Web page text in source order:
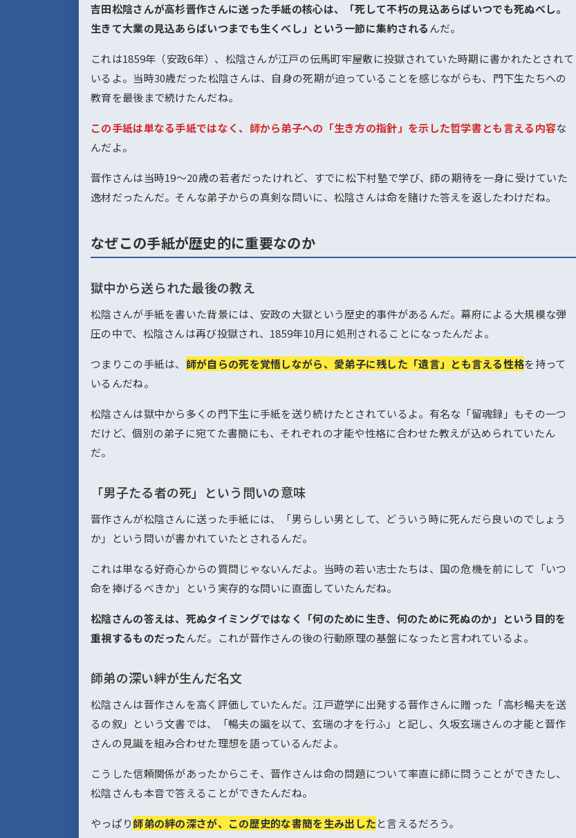
吉田松陰さんが高杉晋作さんに送った手紙の核心は、「死して不朽の見込あらばいつでも死ぬべし。
生きて大業の見込あらばいつまでも生くべし」という一節に集約されるんだ。
これは1859年（安政6年）、松陰さんが江戸の伝馬町牢屋敷に投獄されていた時期に書かれたとされて
いるよ。当時30歳だった松陰さんは、自身の死期が迫っていることを感じながらも、門下生たちへの
教育を最後まで続けたんだね。
この手紙は単なる手紙ではなく、師から弟子への「生き方の指針」を示した哲学書とも言える内容な
んだよ。
晋作さんは当時19〜20歳の若者だったけれど、すでに松下村塾で学び、師の期待を一身に受けていた
逸材だったんだ。そんな弟子からの真剣な問いに、松陰さんは命を賭けた答えを返したわけだね。
なぜこの手紙が歴史的に重要なのか
獄中から送られた最後の教え
松陰さんが手紙を書いた背景には、安政の大獄という歴史的事件があるんだ。幕府による大規模な弾
圧の中で、松陰さんは再び投獄され、1859年10月に処刑されることになったんだよ。
つまりこの手紙は、 師が自らの死を覚悟しながら、愛弟子に残した「遺言」とも言える性格を持って
いるんだね。
松陰さんは獄中から多くの門下生に手紙を送り続けたとされているよ。有名な「留魂録」もその一つ
だけど、個別の弟子に宛てた書簡にも、それぞれの才能や性格に合わせた教えが込められていたん
だ。
「男子たる者の死」という問いの意味
晋作さんが松陰さんに送った手紙には、「男らしい男として、どういう時に死んだら良いのでしょう
か」という問いが書かれていたとされるんだ。
これは単なる好奇心からの質問じゃないんだよ。当時の若い志士たちは、国の危機を前にして「いつ
命を捧げるべきか」という実存的な問いに直面していたんだね。
松陰さんの答えは、死ぬタイミングではなく「何のために生き、何のために死ぬのか」という目的を
重視するものだったんだ。これが晋作さんの後の行動原理の基盤になったと言われているよ。
師弟の深い絆が生んだ名文
松陰さんは晋作さんを高く評価していたんだ。江戸遊学に出発する晋作さんに贈った「高杉暢夫を送
るの叙」という文書では、「暢夫の識を以て、玄瑞の才を行ふ」と記し、久坂玄瑞さんの才能と晋作
さんの見識を組み合わせた理想を語っているんだよ。
こうした信頼関係があったからこそ、晋作さんは命の問題について率直に師に問うことができたし、
松陰さんも本音で答えることができたんだね。
やっぱり師弟の絆の深さが、この歴史的な書簡を生み出したと言えるだろう。